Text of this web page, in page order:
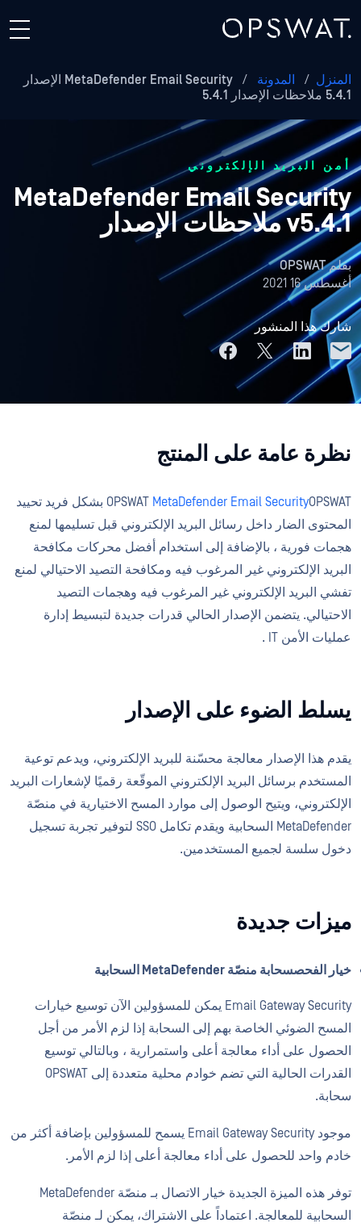
المنزل / المدونة /
MetaDefender Email Security الإصدار
5.4.1 ملاحظات الإصدار 5.4.1
أمن البريد الإلكتروني
MetaDefender Email Security
v5.4.1 ملاحظات الإصدار
بقلمOPSWAT
أغسطس 16 2021
شارك هذا المنشور
نظرة عامة على المنتج
OPSWAT MetaDefender Email Security
OPSWAT بشكل فريد تحييد
المحتوى الضار داخل رسائل البريد الإلكتروني قبل تسليمها لمنع
هجمات فورية ، بالإضافة إلى استخدام أفضل محركات مكافحة
البريد الإلكتروني غير المرغوب فيه ومكافحة التصيد الاحتيالي لمنع
تفشي البريد الإلكتروني غير المرغوب فيه وهجمات التصيد
الاحتيالي. يتضمن الإصدار الحالي قدرات جديدة لتبسيط إدارة
عمليات الأمن IT .
يسلط الضوء على الإصدار
يقدم هذا الإصدار معالجة محسّنة للبريد الإلكتروني، ويدعم توعية
المستخدم برسائل البريد الإلكتروني الموقّعة رقميًا لإشعارات البريد
الإلكتروني، ويتيح الوصول إلى موارد المسح الاختيارية في منصّة
MetaDefender السحابية ويقدم تكامل SSO لتوفير تجربة تسجيل
دخول سلسة لجميع المستخدمين.
ميزات جديدة
خيار الفحصسحابة منصّة MetaDefender السحابية
Email Gateway Security يمكن للمسؤولين الآن توسيع خيارات
المسح الضوئي الخاصة بهم إلى السحابة إذا لزم الأمر من أجل
الحصول على أداء معالجة أعلى واستمرارية ، وبالتالي توسيع
القدرات الحالية التي تضم خوادم محلية متعددة إلى OPSWAT
سحابة.
موجود Email Gateway Security يسمح للمسؤولين بإضافة أكثر من
خادم واحد للحصول على أداء معالجة أعلى إذا لزم الأمر.
توفر هذه الميزة الجديدة خيار الاتصال بـ منصّة MetaDefender
السحابية للمعالجة. اعتماداً على الاشتراك، يمكن لـ منصّة